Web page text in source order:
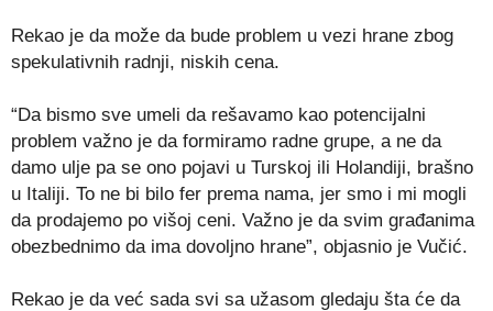
Rekao je da može da bude problem u vezi hrane zbog
spekulativnih radnji, niskih cena.
“Da bismo sve umeli da rešavamo kao potencijalni
problem važno je da formiramo radne grupe, a ne da
damo ulje pa se ono pojavi u Turskoj ili Holandiji, brašno
u Italiji. To ne bi bilo fer prema nama, jer smo i mi mogli
da prodajemo po višoj ceni. Važno je da svim građanima
obezbednimo da ima dovoljno hrane”, objasnio je Vučić.
Rekao je da već sada svi sa užasom gledaju šta će da